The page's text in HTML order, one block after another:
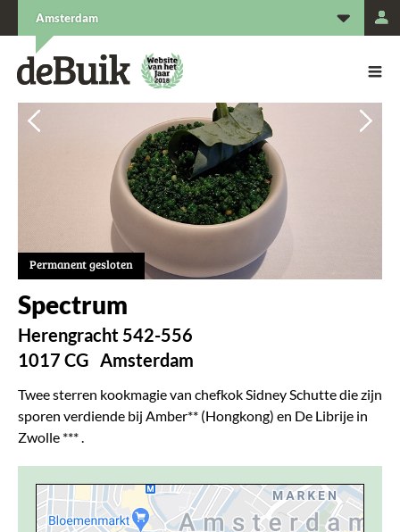
Vorige
Vorige
Permanent gesloten
Spectrum
Herengracht 542-556
1017 CG Amsterdam
Twee sterren kookmagie van chefkok Sidney Schutte die zijn
sporen verdiende bij Amber** (Hongkong) en De Librije in
Zwolle *** .
Amsterdam
De Buik van {city: city}
De Buik